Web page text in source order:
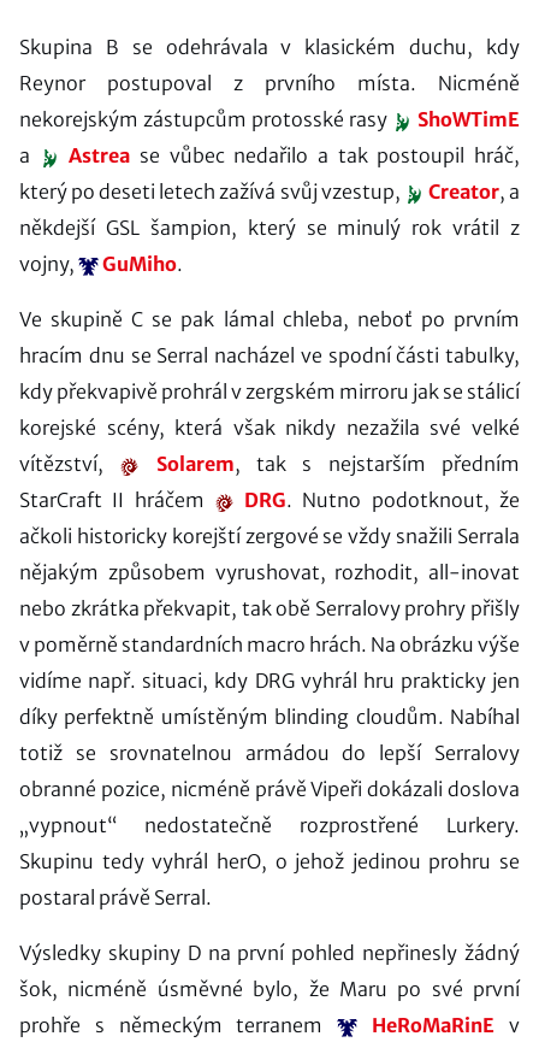
Skupina B se odehrávala v klasickém duchu, kdy
Reynor postupoval z prvního místa. Nicméně
nekorejským zástupcům protosské rasy
ShoWTimE
a
Astrea se vůbec nedařilo a tak postoupil hráč,
který po deseti letech zažívá svůj vzestup,
Creator, a
někdejší GSL šampion, který se minulý rok vrátil z
vojny,
GuMiho.
Ve skupině C se pak lámal chleba, neboť po prvním
hracím dnu se Serral nacházel ve spodní části tabulky,
kdy překvapivě prohrál v zergském mirroru jak se stálicí
korejské scény, která však nikdy nezažila své velké
vítězství,
Solarem, tak s nejstarším předním
StarCraft II hráčem
DRG. Nutno podotknout, že
ačkoli historicky korejští zergové se vždy snažili Serrala
nějakým způsobem vyrushovat, rozhodit, all-inovat
nebo zkrátka překvapit, tak obě Serralovy prohry přišly
v poměrně standardních macro hrách. Na obrázku výše
vidíme např. situaci, kdy DRG vyhrál hru prakticky jen
díky perfektně umístěným blinding cloudům. Nabíhal
totiž se srovnatelnou armádou do lepší Serralovy
obranné pozice, nicméně právě Vipeři dokázali doslova
„vypnout“ nedostatečně rozprostřené Lurkery.
Skupinu tedy vyhrál herO, o jehož jedinou prohru se
postaral právě Serral.
Výsledky skupiny D na první pohled nepřinesly žádný
šok, nicméně úsměvné bylo, že Maru po své první
prohře s německým terranem
HeRoMaRinE v